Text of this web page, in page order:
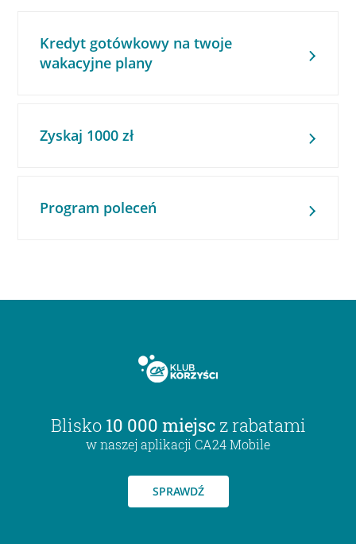
Kredyt gotówkowy na twoje
wakacyjne plany
Zyskaj 1000 zł
Program poleceń
Blisko 10 000 miejsc z rabatami
w naszej aplikacji CA24 Mobile
SPRAWDŹ